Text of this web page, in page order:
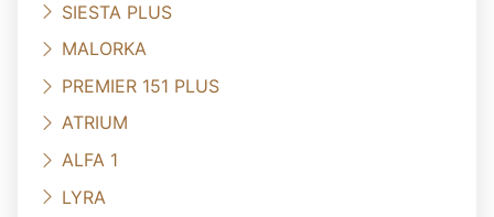
SIESTA PLUS
MALORKA
PREMIER 151 PLUS
ATRIUM
ALFA 1
LYRA